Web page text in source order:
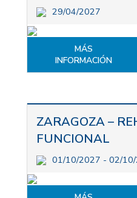
29/04/2027
MÁS
INFORMACIÓN
ZARAGOZA –
FUNCIONAL
01/10/2027 - 02/